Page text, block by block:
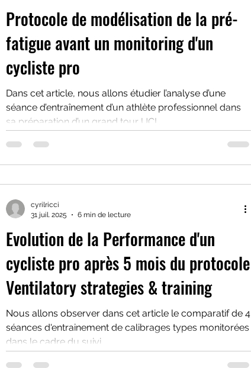
Protocole de modélisation de la pré-
fatigue avant un monitoring d'un
cycliste pro
Dans cet article, nous allons étudier l’analyse d’une
séance d’entraînement d’un athlète professionnel dans
sa préparation d’un grand tour UCI
Evolution de la Performance d'un
cycliste pro après 5 mois du protocole
Ventilatory strategies & training
Nous allons observer dans cet article le comparatif de 4
séances d'entrainement de calibrages types monitorées
dans le cadre du suivi...
cyrilricci
31 juil. 2025
6 min de lecture